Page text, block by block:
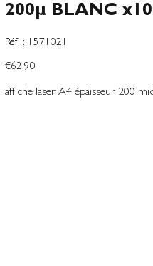
200µ BLANC
Réf. :
SKU
1571021
1571021
Price
€62.90
affiche laser A4 épaisseur 200